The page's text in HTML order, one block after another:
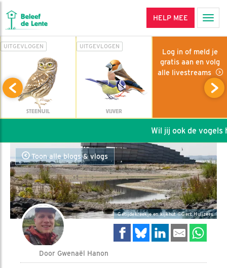
HELP MEE
UITGEVLOGEN
STEENUIL
UITGEVLOGEN
VIJVER
Log in of meld je
gratis aan en volg
alle livestreams
Wil jij ook de vogels
Toon alle blogs & vlogs
Getijdekreekje en kijkhut ©Gert Huijzers
Door Gwenaël Hanon